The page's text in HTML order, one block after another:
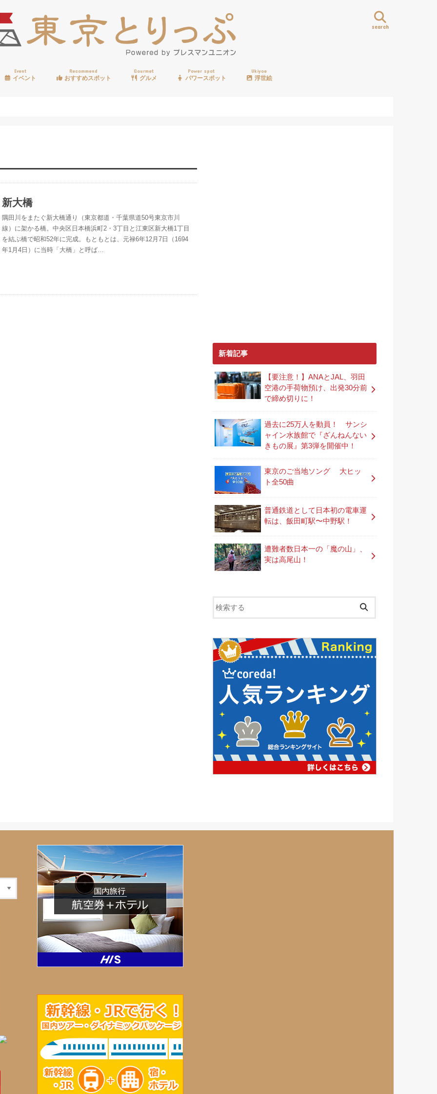
search
Event
イベント
Recommend
おすすめスポット
Gourmet
グルメ
Power spot
パワースポット
Ukiyoe
浮世絵
新大橋
隅田川をまたぐ新大橋通り（東京都道・千葉県道50号東京市川
線）に架かる橋。中央区日本橋浜町2・3丁目と江東区新大橋1丁目
を結ぶ橋で昭和52年に完成。もともとは、元禄6年12月7日（1694
年1月4日）に当時「大橋」と呼ば…
新着記事
【要注意！】ANAとJAL、羽田
空港の手荷物預け、出発30分前
で締め切りに！
過去に25万人を動員！ サンシ
ャイン水族館で『ざんねんない
きもの展』第3弾を開催中！
東京のご当地ソング 大ヒッ
ト全50曲
普通鉄道として日本初の電車運
転は、飯田町駅〜中野駅！
遭難者数日本一の「魔の山」、
実は高尾山！